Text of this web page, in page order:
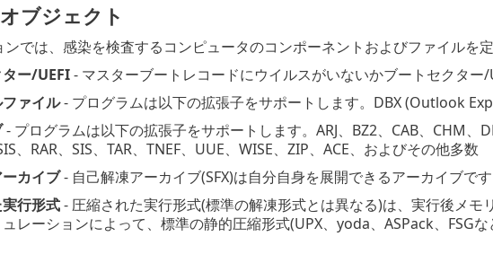
ブジェクト
ンでは、感染を検査するコンピュータのコンポーネントおよびファイルを定
ー/UEFI- マスターブートレコードにウイルスがいないかブートセクター/
ァイル- プログラムは以下の拡張子をサポートします。DBX (Outlook
- プログラムは以下の拡張子をサポートします。ARJ、BZ2、CAB、CHM、
、RAR、SIS、TAR、TNEF、UUE、WISE、ZIP、ACE、およびその他多数
カイブ- 自己解凍アーカイブ(SFX)は自分自身を展開できるアーカイブです
行形式- 圧縮された実行形式(標準の解凍形式とは異なる)は、実行後メモ
レーションによって、標準の静的圧縮形式(UPX、yoda、ASPack、FSG